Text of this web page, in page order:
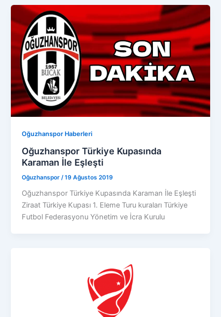
Oğuzhanspor Haberleri
Oğuzhanspor Türkiye Kupasında
Karaman İle Eşleşti
Oğuzhanspor /19 Ağustos 2019
Oğuzhanspor Türkiye Kupasında Karaman İle Eşleşti
Ziraat Türkiye Kupası 1. Eleme Turu kuraları Türkiye
Futbol Federasyonu Yönetim ve İcra Kurulu